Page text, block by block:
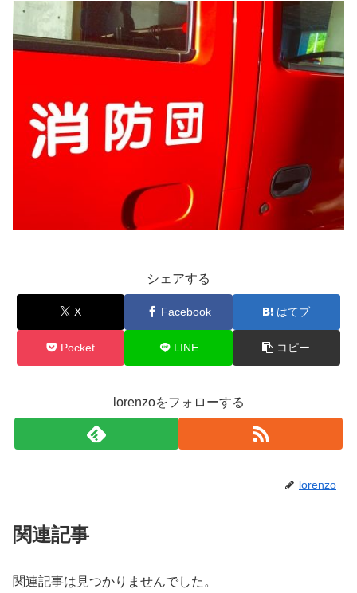
シェアする
X Facebook はてブ
Pocket LINE コピー
lorenzoをフォローする
lorenzo
関連記事
関連記事は見つかりませんでした。